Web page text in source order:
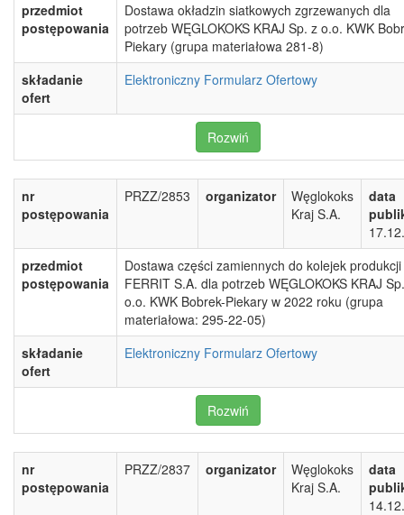
przedmiot
postępowania
Dostawa okładzin siatkowych zgrzewanych dla
potrzeb WĘGLOKOKS KRAJ Sp. z o.o. KWK
Piekary (grupa materiałowa 281-8)
składanie
ofert
Elektroniczny Formularz Ofertowy
Rozwiń
nr
postępowania
PRZZ/2853 organizator
Węglokoks
Kraj S.A.
data
przedmiot
postępowania
Dostawa części zamiennych do kolejek produkcji
FERRIT S.A. dla potrzeb WĘGLOKOKS KRAJ
o.o. KWK Bobrek-Piekary w 2022 roku (grupa
materiałowa: 295-22-05)
składanie
ofert
Elektroniczny Formularz Ofertowy
Rozwiń
nr
postępowania
PRZZ/2837 organizator
Węglokoks
Kraj S.A.
data